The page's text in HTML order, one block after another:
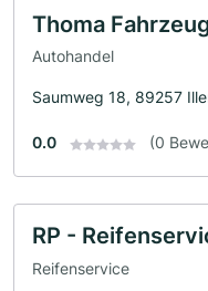
Thoma
Autohandel
Saumweg 18, 89257
0.0 (0
RP -
Reifenservice